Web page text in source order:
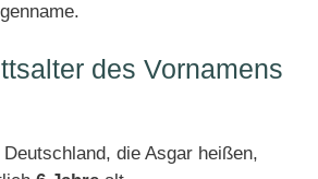
des Vornamens
die Asgar heißen,